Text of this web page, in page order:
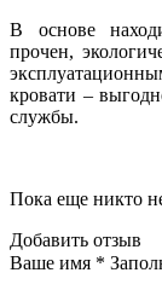
В основе
прочен,
кровати –
службы.
Пока еще никто
Добавить отзыв
Ваше имя *